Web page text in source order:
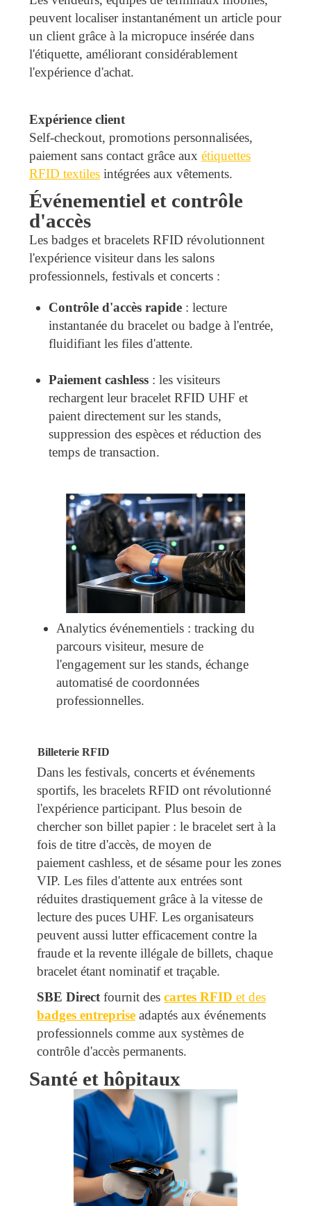
peuvent localiser instantanément un article pour
un client grâce à la micropuce insérée dans
l'étiquette, améliorant considérablement
l'expérience d'achat.
Expérience client
Self-checkout, promotions personnalisées,
paiement sans contact grâce aux étiquettes
RFID textiles intégrées aux vêtements.
Événementiel et contrôle
d'accès
Les badges et bracelets RFID révolutionnent
l'expérience visiteur dans les salons
professionnels, festivals et concerts :
Contrôle d'accès rapide : lecture
instantanée du bracelet ou badge à l'entrée,
fluidifiant les files d'attente.
Paiement cashless : les visiteurs
rechargent leur bracelet RFID UHF et
paient directement sur les stands,
suppression des espèces et réduction des
temps de transaction.
Analytics événementiels : tracking du
parcours visiteur, mesure de
l'engagement sur les stands, échange
automatisé de coordonnées
professionnelles.
Billeterie RFID
Dans les festivals, concerts et événements
sportifs, les bracelets RFID ont révolutionné
l'expérience participant. Plus besoin de
chercher son billet papier : le bracelet sert à la
fois de titre d'accès, de moyen de
paiement cashless, et de sésame pour les zones
VIP. Les files d'attente aux entrées sont
réduites drastiquement grâce à la vitesse de
lecture des puces UHF. Les organisateurs
peuvent aussi lutter efficacement contre la
fraude et la revente illégale de billets, chaque
bracelet étant nominatif et traçable.
SBE Directfournit des cartes RFID et des
badges entreprise adaptés aux événements
professionnels comme aux systèmes de
contrôle d'accès permanents.
Santé et hôpitaux